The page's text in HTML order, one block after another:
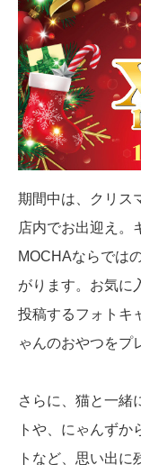
期間中は、クリス
店内でお出迎え。
MOCHAならでは
がります。お気に
投稿するフォトキ
ゃんのおやつをプ
さらに、猫と一緒
トや、にゃんず
トなど、思い出